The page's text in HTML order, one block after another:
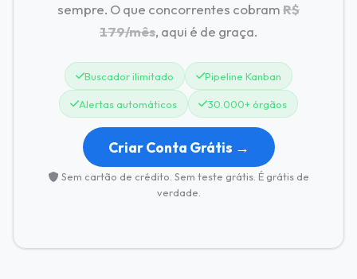
sempre. O que concorrentes cobramR$
179/mês, aqui é de graça.
Buscador ilimitado Pipeline Kanban
Alertas automáticos 30.000+ órgãos
Criar Conta Grátis →
Sem cartão de crédito. Sem teste grátis. É grátis de
verdade.